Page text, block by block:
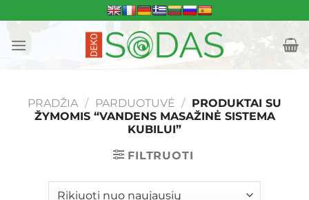
to
content
PRADŽIA / PARDUOTUVĖ / PRODUKTAI SU
ŽYMOMIS “VANDENS MASAŽINĖ SISTEMA
KUBILUI”
FILTRUOTI